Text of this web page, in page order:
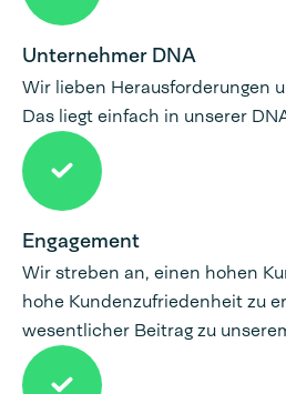
Unternehmer DNA
Wir lieben Herausforderungen
Das liegt einfach in unserer
Engagement
Wir streben an, einen hohen
hohe Kundenzufriedenheit zu
wesentlicher Beitrag zu